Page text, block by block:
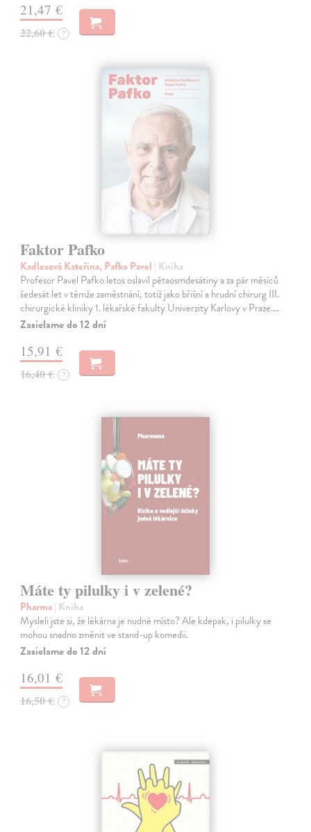
21,47 €
22,60 € ?
Faktor Pafko
Kadlecová Kateřina, Pafko Pavel | Kniha
Profesor Pavel Pafko letos oslavil pětaosmdesátiny a za pár měsíců
šedesát let v témže zaměstnání, totiž jako břišní a hrudní chirurg III.
chirurgické kliniky 1. lékařské fakulty Univerzity Karlovy v Praze.…
Zasielame do 12 dní
15,91 €
16,40 € ?
Máte ty pilulky i v zelené?
Pharma| Kniha
Mysleli jste si, že lékárna je nudné místo? Ale kdepak, i pilulky se
mohou snadno změnit ve stand-up komedii.
Zasielame do 12 dní
16,01 €
16,50 € ?